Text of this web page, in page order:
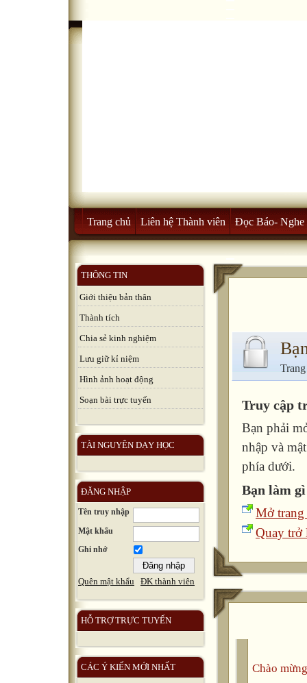
Trang chủ Liên hệ Thành viên Đọc Báo- Nghe
THÔNG TIN
Giới thiệu bản thân
Thành tích
Chia sẻ kinh nghiệm
Lưu giữ kỉ niệm
Hình ảnh hoạt động
Soạn bài trực tuyến
TÀI NGUYÊN DẠY HỌC
ĐĂNG NHẬP
Tên truy nhập
Mật khẩu
Ghi nhớ
Quên mật khẩu ĐK thành viên
HỖ TRỢ TRỰC TUYẾN
CÁC Ý KIẾN MỚI NHẤT
Truy cập
Bạn phải
nhập và
phía dưới.
Bạn làm
Mở trang
Quay trở
Chào